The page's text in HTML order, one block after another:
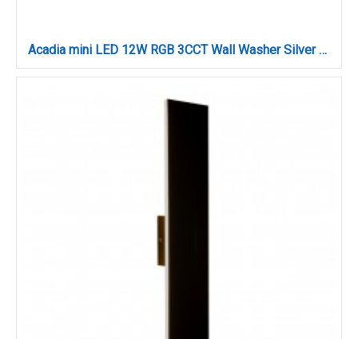
Acadia mini LED 12W RGB 3CCT Wall Washer Silver D:30cm (80700115)